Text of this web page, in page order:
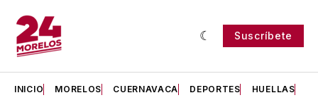
Suscríbete
INICIO MORELOS CUERNAVACA DEPORTES HUELLAS